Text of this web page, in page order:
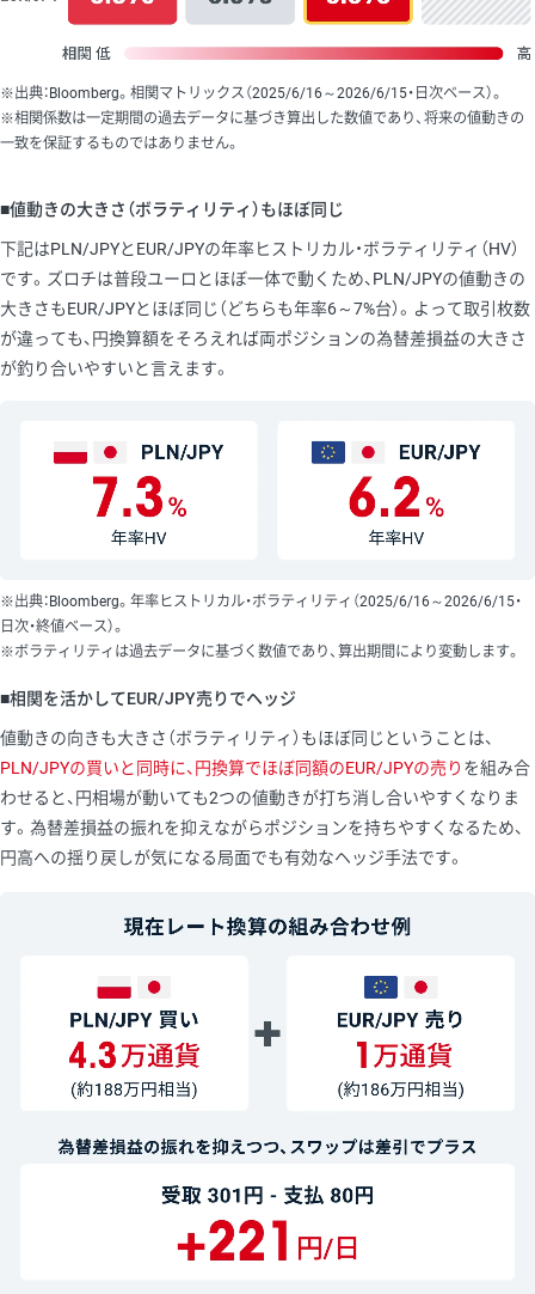
※出典：Bloomberg。相関マトリックス（2025/6/16～2026/6/15・日次ベース）。
※相関係数は一定期間の過去データに基づき算出した数値であり、将来の値動きの
一致を保証するものではありません。
■値動きの大きさ（ボラティリティ）もほぼ同じ
下記はPLN/JPYとEUR/JPYの年率ヒストリカル・ボラティリティ（HV）
です。ズロチは普段ユーロとほぼ一体で動くため、PLN/JPYの値動きの
大きさもEUR/JPYとほぼ同じ（どちらも年率6～7%台）。よって取引枚数
が違っても、円換算額をそろえれば両ポジションの為替差損益の大きさ
が釣り合いやすいと言えます。
※出典：Bloomberg。年率ヒストリカル・ボラティリティ（2025/6/16～2026/6/15・
日次・終値ベース）。
※ボラティリティは過去データに基づく数値であり、算出期間により変動します。
■相関を活かしてEUR/JPY売りでヘッジ
値動きの向きも大きさ（ボラティリティ）もほぼ同じということは、
PLN/JPYの買いと同時に、円換算でほぼ同額のEUR/JPYの売り を組み合
わせると、円相場が動いても2つの値動きが打ち消し合いやすくなりま
す。為替差損益の振れを抑えながらポジションを持ちやすくなるため、
円高への揺り戻しが気になる局面でも有効なヘッジ手法です。